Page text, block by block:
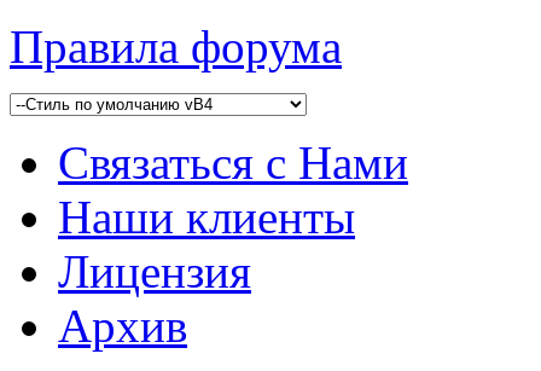
Правила форума
Связаться с Нами
Наши клиенты
Лицензия
Архив